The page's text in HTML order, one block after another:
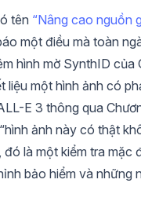
tên “Nâng cao nguồn
một điều mà toàn
hình mờ SynthID
liệu một hình ảnh có
E 3 thông qua
ảnh này có thật
là một kiểm tra
bảo hiểm và